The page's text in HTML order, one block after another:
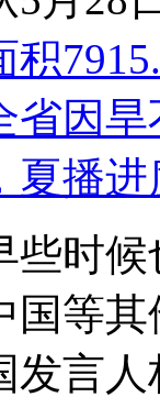
积
省因
夏播
些时
国等
发言